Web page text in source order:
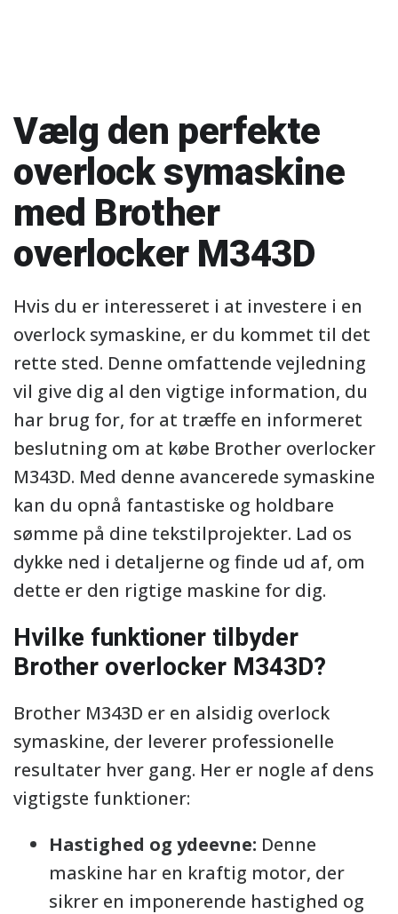
Vælg den perfekte
overlock symaskine
med Brother
overlocker M343D
Hvis du er interesseret i at investere i en
overlock symaskine, er du kommet til det
rette sted. Denne omfattende vejledning
vil give dig al den vigtige information, du
har brug for, for at træffe en informeret
beslutning om at købe Brother overlocker
M343D. Med denne avancerede symaskine
kan du opnå fantastiske og holdbare
sømme på dine tekstilprojekter. Lad os
dykke ned i detaljerne og finde ud af, om
dette er den rigtige maskine for dig.
Hvilke funktioner tilbyder
Brother overlocker M343D?
Brother M343D er en alsidig overlock
symaskine, der leverer professionelle
resultater hver gang. Her er nogle af dens
vigtigste funktioner:
Hastighed og ydeevne: Denne
maskine har en kraftig motor, der
sikrer en imponerende hastighed og